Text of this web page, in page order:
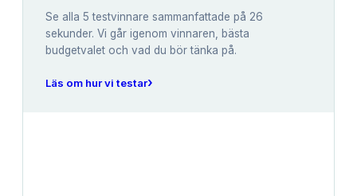
Se alla 5 testvinnare sammanfattade på 26
sekunder. Vi går igenom vinnaren, bästa
budgetvalet och vad du bör tänka på.
Läs om hur vi testar›